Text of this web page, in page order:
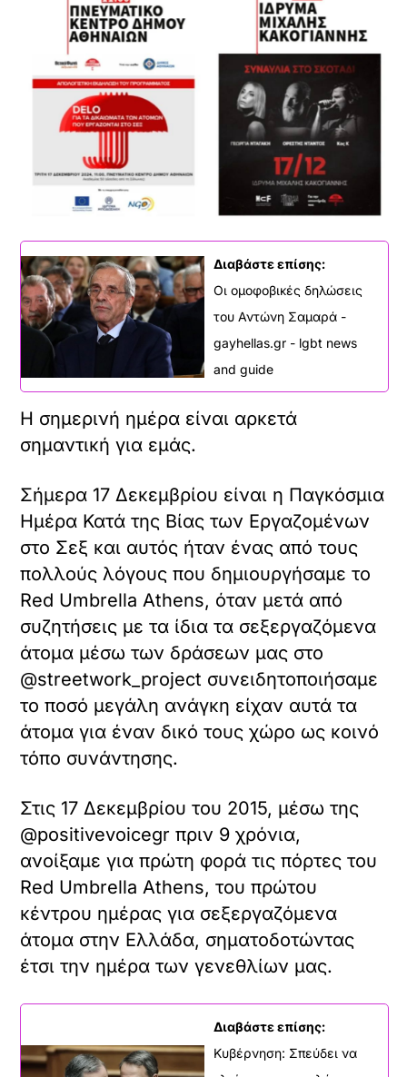
Διαβάστε επίσης:
Οι ομοφοβικές δηλώσεις
του Αντώνη Σαμαρά -
gayhellas.gr - lgbt news
and guide
Η σημερινή ημέρα είναι αρκετά
σημαντική για εμάς.
Σήμερα 17 Δεκεμβρίου είναι η Παγκόσμια
Ημέρα Κατά της Βίας των Εργαζομένων
στο Σεξ και αυτός ήταν ένας από τους
πολλούς λόγους που δημιουργήσαμε το
Red Umbrella Athens, όταν μετά από
συζητήσεις με τα ίδια τα σεξεργαζόμενα
άτομα μέσω των δράσεων μας στο
@streetwork_project συνειδητοποιήσαμε
το ποσό μεγάλη ανάγκη είχαν αυτά τα
άτομα για έναν δικό τους χώρο ως κοινό
τόπο συνάντησης.
Στις 17 Δεκεμβρίου του 2015, μέσω της
@positivevoicegr πριν 9 χρόνια,
ανοίξαμε για πρώτη φορά τις πόρτες του
Red Umbrella Athens, του πρώτου
κέντρου ημέρας για σεξεργαζόμενα
άτομα στην Ελλάδα, σηματοδοτώντας
έτσι την ημέρα των γενεθλίων μας.
Διαβάστε επίσης:
Κυβέρνηση: Σπεύδει να